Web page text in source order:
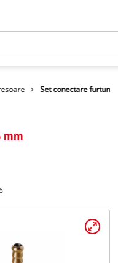
Set conectare furtun
mm